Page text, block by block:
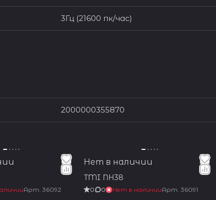
3Гц (21600 пк/час)
2000000355870
Арт. 36092
Нет в наличии
TMI NH38
0 0 Нет в наличииАрт. 36091